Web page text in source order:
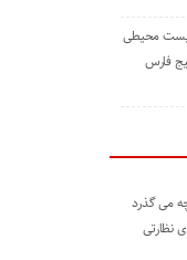
‌محیطی
‌فارس
می گذرد
نظارتی